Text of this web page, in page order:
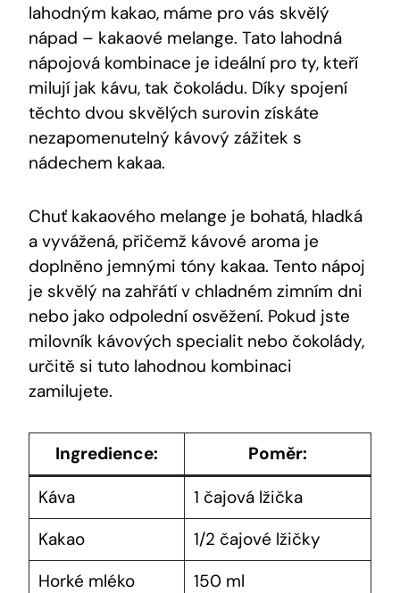
lahodným kakao, máme pro vás skvělý
nápad – kakaové melange. Tato lahodná⁢
nápojová kombinace ⁢je ideální pro ty, kteří
milují jak kávu, tak čokoládu. Díky spojení
těchto⁢ dvou skvělých surovin ‍získáte
nezapomenutelný kávový zážitek s​
nádechem kakaa.
Chuť kakaového melange je bohatá, hladká
a vyvážená, přičemž‍ kávové aroma ⁤je
doplněno‍ jemnými tóny kakaa. Tento nápoj​
je skvělý na zahřátí v chladném zimním dni ​
nebo jako odpolední osvěžení. Pokud jste
milovník kávových specialit nebo čokolády,
určitě ⁣si tuto lahodnou kombinaci
zamilujete.
Ingredience:
Poměr:
Káva
1 ⁣čajová⁢ lžička
Kakao
1/2 čajové⁣ lžičky
Horké⁢ mléko
150 ml